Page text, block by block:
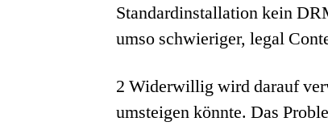
Standardinstallation kein
umso schwieriger, legal
2 Widerwillig wird darauf
umsteigen könnte. Das